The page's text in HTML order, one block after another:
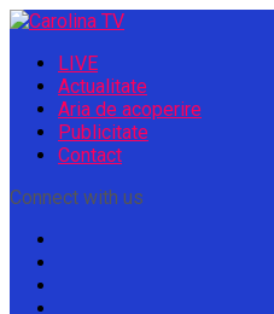
LIVE
Actualitate
Aria de acoperire
Publicitate
Contact
Connect with us